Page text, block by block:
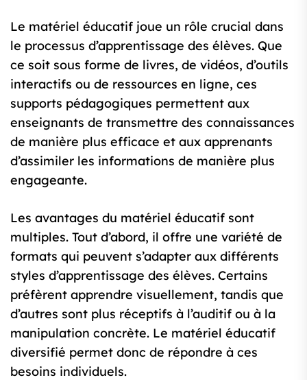
Le matériel éducatif joue un rôle crucial dans
le processus d’apprentissage des élèves. Que
ce soit sous forme de livres, de vidéos, d’outils
interactifs ou de ressources en ligne, ces
supports pédagogiques permettent aux
enseignants de transmettre des connaissances
de manière plus efficace et aux apprenants
d’assimiler les informations de manière plus
engageante.
Les avantages du matériel éducatif sont
multiples. Tout d’abord, il offre une variété de
formats qui peuvent s’adapter aux différents
styles d’apprentissage des élèves. Certains
préfèrent apprendre visuellement, tandis que
d’autres sont plus réceptifs à l’auditif ou à la
manipulation concrète. Le matériel éducatif
diversifié permet donc de répondre à ces
besoins individuels.